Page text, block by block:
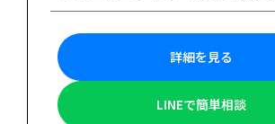
詳細を見る
LINEで簡単相談